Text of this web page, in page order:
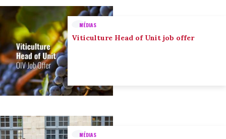
MÉDIAS
Viticulture Head of Unit job offer
MÉDIAS